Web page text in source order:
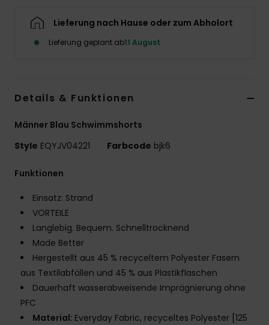
Lieferung nach Hause oder zum Abholort
Lieferung geplant ab11 August
Details & Funktionen
Männer Blau Schwimmshorts
Style EQYJV04221 Farbcode bjk6
Funktionen
Einsatz: Strand
VORTEILE
Langlebig. Bequem. Schnelltrocknend
Made Better
Hergestellt aus 45 % recyceltem Polyester Fasern
aus Textilabfällen und 45 % aus Plastikflaschen
Dauerhaft wasserabweisende Imprägnierung ohne
PFC
Material: Everyday Fabric, recyceltes Polyester [125